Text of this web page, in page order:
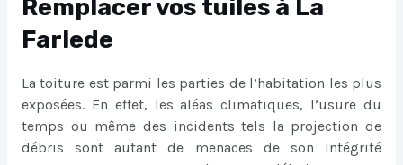
Remplacer vos tuiles à La
Farlede
La toiture est parmi les parties de l’habitation les plus
exposées. En effet, les aléas climatiques, l’usure du
temps ou même des incidents tels la projection de
débris sont autant de menaces de son intégrité